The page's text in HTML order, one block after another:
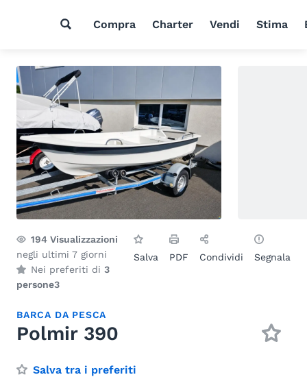
Compra Charter Vendi Stima
194 Visualizzazioni
negli ultimi 7 giorni
Nei preferiti di 3
persone3
Salva PDF Condividi Segnala
BARCA DA PESCA
Polmir 390
Salva tra i preferiti